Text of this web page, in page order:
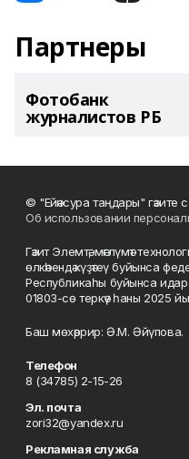
Партнеры
Фотобанк
журналистов РБ
© "Ейәнсура таңдары" гәзите
Об использовании
Гәзит Элемтә, мәғлүмәт
өлкәһендә күҙәтеү буйынса
Республикаһы буйынса
01803-сө теркәү һаны 2025
Баш мөхәррир: Ә.М. Әйүпова.
Телефон
8 (34785) 2-15-26
Эл. почта
zori32@yandex.ru
Рекламная служба